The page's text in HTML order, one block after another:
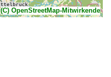
(C) OpenStreetMap-Mitwirkende